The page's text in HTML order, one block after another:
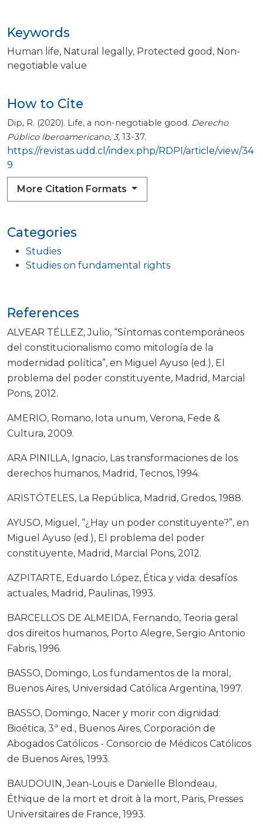
Keywords
Human life Natural legally Protected good Non-
negotiable value
Categories
Studies
Studies on fundamental rights
How to Cite
Dip, R. (2020). Life, a non-negotiable good. Derecho
Público Iberoamericano, 3, 13-37.
https://revistas.udd.cl/index.php/RDPI/article/view/34
9
More Citation Formats
References
ALVEAR TÉLLEZ, Julio, “Síntomas contemporáneos
del constitucionalismo como mitología de la
modernidad política”, en Miguel Ayuso (ed.), El
problema del poder constituyente, Madrid, Marcial
Pons, 2012.
AMERIO, Romano, Iota unum, Verona, Fede &
Cultura, 2009.
ARA PINILLA, Ignacio, Las transformaciones de los
derechos humanos, Madrid, Tecnos, 1994.
ARISTÓTELES, La República, Madrid, Gredos, 1988.
AYUSO, Miguel, “¿Hay un poder constituyente?”, en
Miguel Ayuso (ed.), El problema del poder
constituyente, Madrid, Marcial Pons, 2012.
AZPITARTE, Eduardo López, Ética y vida: desafíos
actuales, Madrid, Paulinas, 1993.
BARCELLOS DE ALMEIDA, Fernando, Teoria geral
dos direitos humanos, Porto Alegre, Sergio Antonio
Fabris, 1996.
BASSO, Domingo, Los fundamentos de la moral,
Buenos Aires, Universidad Católica Argentina, 1997.
BASSO, Domingo, Nacer y morir con dignidad:
Bioética, 3ª ed., Buenos Aires, Corporación de
Abogados Católicos - Consorcio de Médicos Católicos
de Buenos Aires, 1993.
BAUDOUIN, Jean-Louis e Danielle Blondeau,
Éthique de la mort et droit à la mort, Paris, Presses
Universitaires de France, 1993.